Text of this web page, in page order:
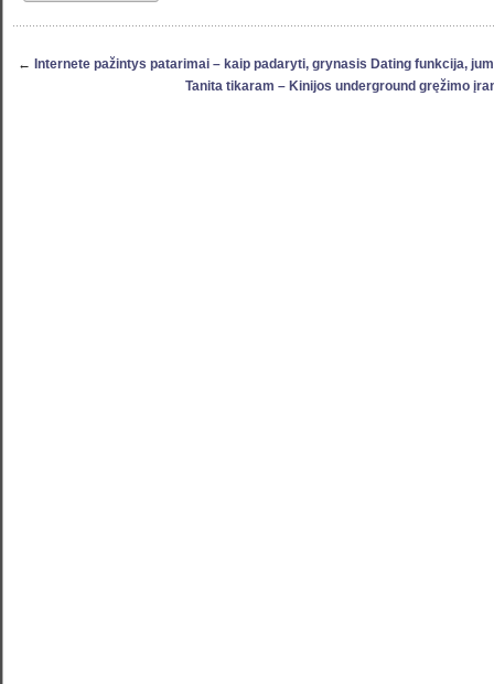
← Internete pažintys patarimai – kaip padaryti, grynasis Dating funkcija,
Tanita tikaram – Kinijos underground gręžimo